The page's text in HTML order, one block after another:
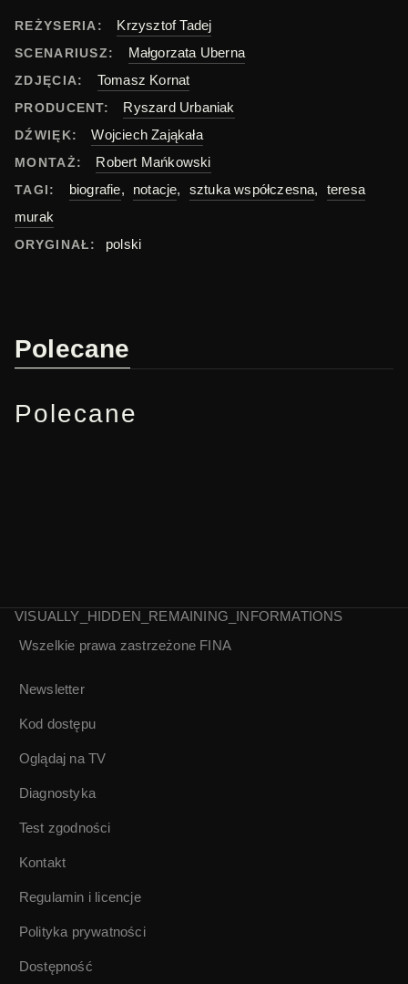
REŻYSERIA: Krzysztof Tadej
SCENARIUSZ: Małgorzata Uberna
ZDJĘCIA: Tomasz Kornat
PRODUCENT: Ryszard Urbaniak
DŹWIĘK: Wojciech Zająkała
MONTAŻ: Robert Mańkowski
TAGI: biografie, notacje, sztuka współczesna,
teresa
murak
ORYGINAŁ: polski
Polecane
Polecane
Anda Rottenberg |
poszczególne
Jerzy Nasierowski
VISUALLY_HIDDEN_REMAINING_INFORMATIONS
Wszelkie prawa zastrzeżone FINA
Newsletter
Kod dostępu
Oglądaj na TV
Diagnostyka
Test zgodności
Kontakt
Regulamin i licencje
Polityka prywatności
Dostępność